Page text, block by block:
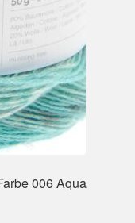
006 Aqua